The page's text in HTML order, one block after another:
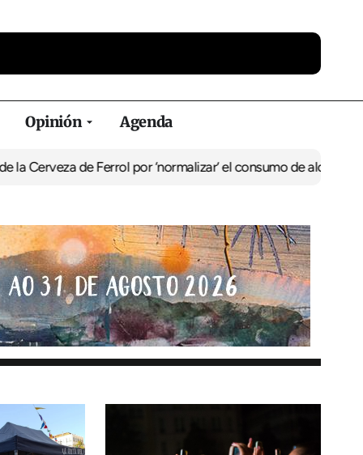
Opinión Agenda
Ferrol por ‘normalizar’ el consumo de alcoholDe Perlío a